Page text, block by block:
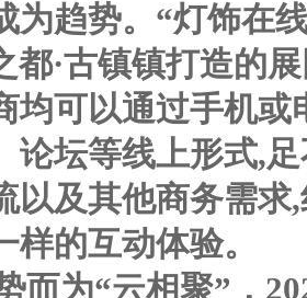
为趋势。“灯饰在
都·古镇镇打造的
均可以通过手机
论坛等线上形式,
以及其他商务需
样的互动体验。